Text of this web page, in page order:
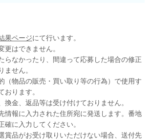
果ページにて行います。
更はできません。
らなかったり、間違って応募した場合の修正
ません。
（物品の販売・買い取り等の行為）で使用す
おります。
換金、返品等は受け付けておりません。
情報に入力された住所宛に発送します。番地
確に入力してください。
賞品がお受け取りいただけない場合、送付先